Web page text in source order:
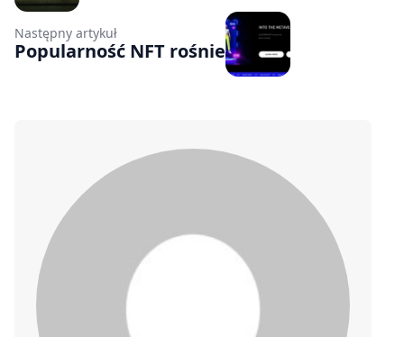
Następny artykuł
Popularność NFT rośnie